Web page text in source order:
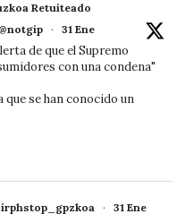
Retuiteado
@notgip · 31 Ene
de que el Supremo
con una condena"
se han conocido un
· 31 Ene